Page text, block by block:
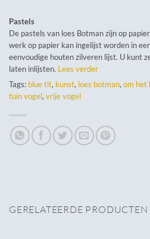
Pastels
De pastels van loes Botman zijn op
werk op papier kan ingelijst worden in
eenvoudige houten zilveren lijst. U kunt
laten inlijsten. Lees verder
Tags: blue tit, kunst, loes botman, om het
tuin vogel, vrije vogel
GERELATEERDE PRODUCTEN